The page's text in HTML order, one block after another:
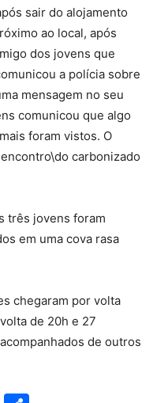
sair do alojamento
ao local, após
dos jovens que
a polícia sobre
mensagem no seu
comunicou que algo
foram vistos. O
carbonizado
três jovens foram
em uma cova rasa
chegaram por volta
de 20h e 27
de outros